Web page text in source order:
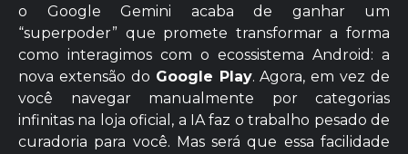
o Google Gemini acaba de ganhar um
“superpoder” que promete transformar a forma
como interagimos com o ecossistema Android: a
nova extensão do Google Play. Agora, em vez de
você navegar manualmente por categorias
infinitas na loja oficial, a IA faz o trabalho pesado de
curadoria para você. Mas será que essa facilidade